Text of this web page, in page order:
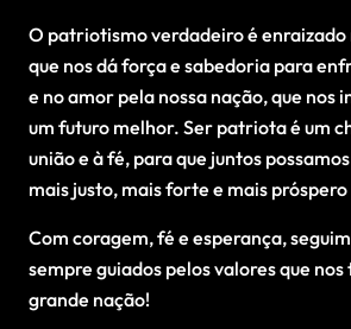
O patriotismo verdadeiro é enraizado
que nos dá força e sabedoria para
e no amor pela nossa nação, que nos
um futuro melhor. Ser patriota é um
união e à fé, para que juntos
mais justo, mais forte e mais
Com coragem, fé e esperança,
sempre guiados pelos valores que
grande nação!